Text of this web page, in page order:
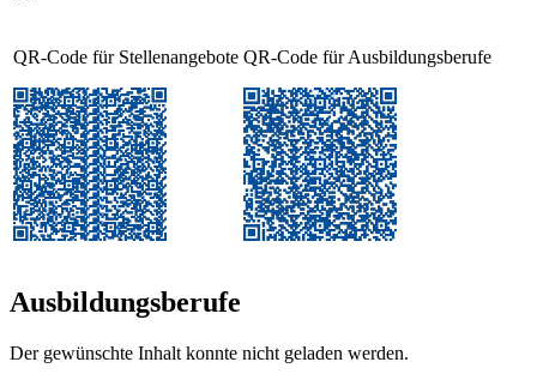
QR-Code für Stellenangebote QR-Code für Ausbildungsberufe
Ausbildungsberufe
Der gewünschte Inhalt konnte nicht geladen werden.